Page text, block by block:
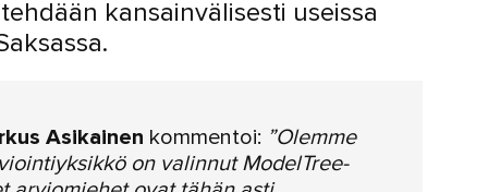
kansainvälisesti useissa
Asikainen kommentoi: ”Olemme
on valinnut ModelTree-